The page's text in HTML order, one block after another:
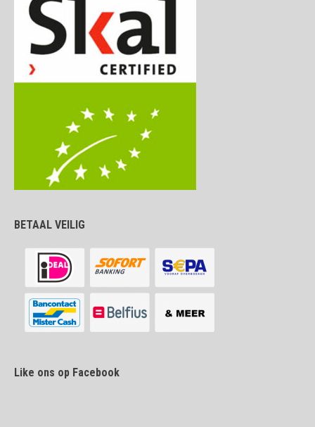
BETAAL VEILIG
Like ons op Facebook